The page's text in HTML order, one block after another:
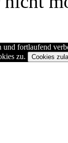
und fortlaufend
zu.
Cookies